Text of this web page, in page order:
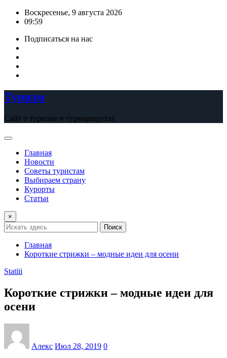
ПерейтиВоскресенье, 9 августа 2026
09:59
Подписаться на нас
Туризм
Сайт о туризме и турмаршрутах
Главная
Новости
Советы туристам
Выбираем страну
Курорты
Статьи
×
Поиск
Главная
Короткие стрижки – модные идеи для осени
Statiii
Короткие стрижки – модные идеи для
осени
Алекс Июл 28, 2019 0